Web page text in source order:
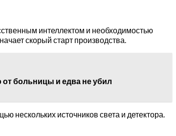
интеллектом и необходимостью
скорый старт производства.
от больницы и едва не убил
нескольких источников света и детектора.